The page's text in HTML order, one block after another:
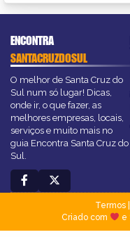
ENCONTRA
SANTACRUZDOSUL
O melhor de Santa Cruz do
Sul num só lugar! Dicas,
onde ir, o que fazer, as
melhores empresas, locais,
serviços e muito mais no
guia Encontra Santa Cruz do
Sul.
Termos|
Criado com
e